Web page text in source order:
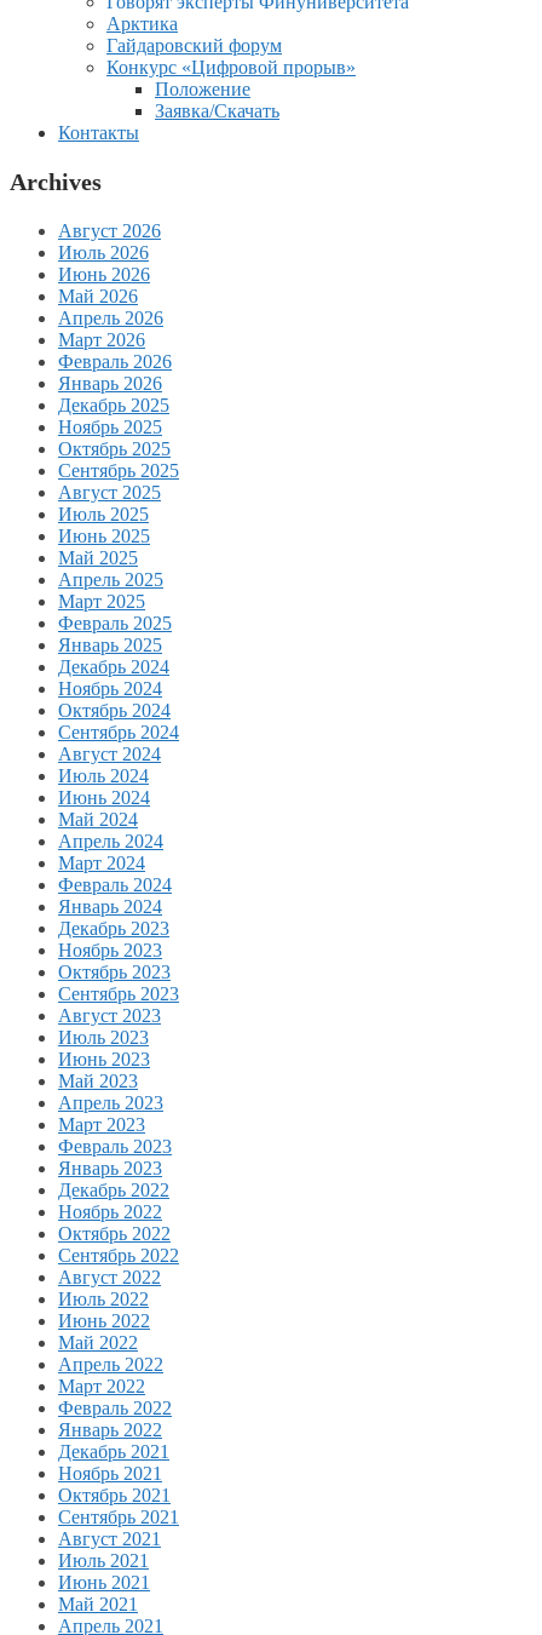
Арктика
Гайдаровский форум
Конкурс «Цифровой прорыв»
Положение
Заявка/Скачать
Контакты
Archives
Август 2026
Июль 2026
Июнь 2026
Май 2026
Апрель 2026
Март 2026
Февраль 2026
Январь 2026
Декабрь 2025
Ноябрь 2025
Октябрь 2025
Сентябрь 2025
Август 2025
Июль 2025
Июнь 2025
Май 2025
Апрель 2025
Март 2025
Февраль 2025
Январь 2025
Декабрь 2024
Ноябрь 2024
Октябрь 2024
Сентябрь 2024
Август 2024
Июль 2024
Июнь 2024
Май 2024
Апрель 2024
Март 2024
Февраль 2024
Январь 2024
Декабрь 2023
Ноябрь 2023
Октябрь 2023
Сентябрь 2023
Август 2023
Июль 2023
Июнь 2023
Май 2023
Апрель 2023
Март 2023
Февраль 2023
Январь 2023
Декабрь 2022
Ноябрь 2022
Октябрь 2022
Сентябрь 2022
Август 2022
Июль 2022
Июнь 2022
Май 2022
Апрель 2022
Март 2022
Февраль 2022
Январь 2022
Декабрь 2021
Ноябрь 2021
Октябрь 2021
Сентябрь 2021
Август 2021
Июль 2021
Июнь 2021
Май 2021
Апрель 2021